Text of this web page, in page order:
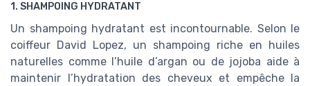
1. SHAMPOING HYDRATANT
Un shampoing hydratant est incontournable. Selon le
coiffeur David Lopez, un shampoing riche en huiles
naturelles comme l’huile d’argan ou de jojoba aide à
maintenir l’hydratation des cheveux et empêche la